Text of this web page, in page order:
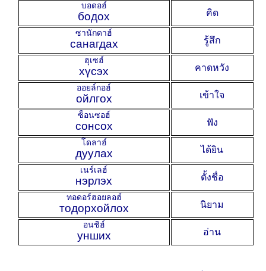
бодох
บอดอฮ์
คิด
санагдах
ซานักดาฮ์
รู้สึก
хүсэх
ฮุเซฮ์
คาดหวัง
ойлгох
ออยล์กอฮ์
เข้าใจ
сонсох
ซ็อนซอฮ์
ฟัง
дуулах
โดลาฮ์
ได้ยิน
нэрлэх
เนร์เลฮ์
ตั้งชื่อ
тодорхойлох
ทอดอร์ฮอยลอฮ์
นิยาม
унших
อนชิฮ์
อ่าน